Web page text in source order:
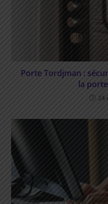
Porte Tordjman :
la
24